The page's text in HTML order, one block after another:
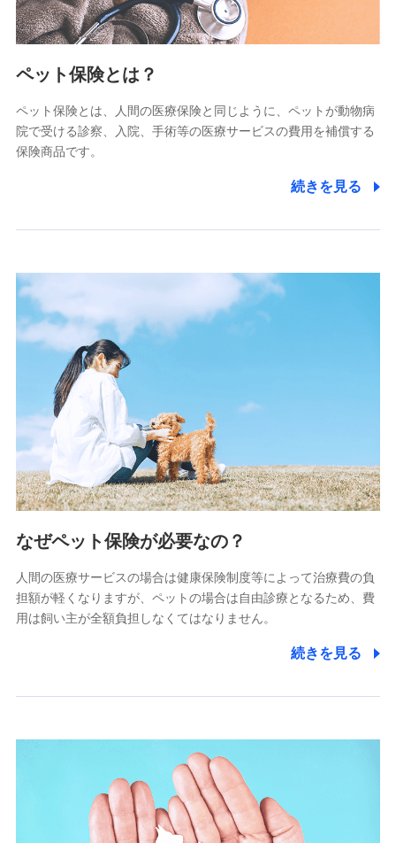
メットライフ生命株式会社
(https://www.metlife.co.jp/)
（https://www.medicarelife.com/）
■少額短期保険
株式会社アシロ少額短期保険
(https://kailash.co.jp/)
スマートプラス少額短期保険株式会社
（https://www.smartplus-insurance.com/）
チューリッヒ少額短期保険株式会社
(https://www.zurichssi.co.jp/)
Tokio Marine X少額短期保険株式会社
(https://www.tokiomarine-x.co.jp/)
ペットメディカルサポート株式会社
(https://pshoken.co.jp/)
リトルファミリー少額短期保険株式会社
(https://www.littlefamily-ssi.com/)
2.共同募集を行う代理店から受領する個人情報
郵便、電話、およびＥメール等により、当社と取引のあるも
しくは委託を受けている保険会社・提携会社の保険その他に
た維持管理等の委託業務遂行のため、またそれらに付帯、関
連する当社および提携会社のサービスを案内、提供するため
（なお、当社は複数の保険会社と取引があり、取得した個人
情報を取引のある他の保険会社の商品・サービスをご提案す
るために利用させていただくことがあります。）
上記に係る連絡・手続き・管理等付帯業務を行うため
上記に係る連絡・手続き・管理等付帯業務を行うため
4.家族・友達紹介にて取得した個人情報
被紹介者への連絡、及び当社と取引のあるもしくは委託を受
けている保険会社・提携会社の保険その他に関する情報を提
ペット保険とは？
ペット保険とは、人間の医療保険と同じように、ペットが動物病
院で受ける診察、入院、手術等の医療サービスの費用を補償する
保険商品です。
続きを見る
なぜペット保険が必要なの？
人間の医療サービスの場合は健康保険制度等によって治療費の負
担額が軽くなりますが、ペットの場合は自由診療となるため、費
用は飼い主が全額負担しなくてはなりません。
続きを見る